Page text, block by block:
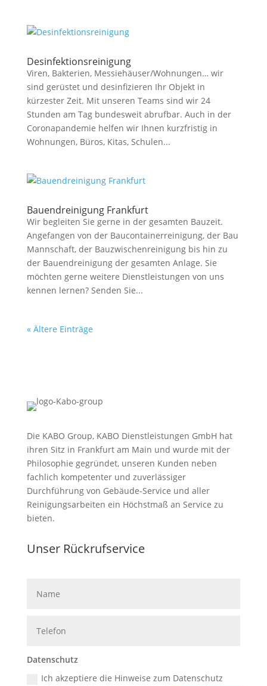
Desinfektionsreinigung
Viren, Bakterien, Messiehäuser/Wohnungen… wir
sind gerüstet und desinfizieren Ihr Objekt in
kürzester Zeit. Mit unseren Teams sind wir 24
Stunden am Tag bundesweit abrufbar. Auch in der
Coronapandemie helfen wir Ihnen kurzfristig in
Wohnungen, Büros, Kitas, Schulen...
Bauendreinigung Frankfurt
Wir begleiten Sie gerne in der gesamten Bauzeit.
Angefangen von der Baucontainerreinigung, der Bau
Mannschaft, der Bauzwischenreinigung bis hin zu
der Bauendreinigung der gesamten Anlage. Sie
möchten gerne weitere Dienstleistungen von uns
kennen lernen? Senden Sie...
« Ältere Einträge
Die KABO Group, KABO Dienstleistungen GmbH hat
ihren Sitz in Frankfurt am Main und wurde mit der
Philosophie gegründet, unseren Kunden neben
fachlich kompetenter und zuverlässiger
Durchführung von Gebäude-Service und aller
Reinigungsarbeiten ein Höchstmaß an Service zu
bieten.
Unser Rückruf­service
Datenschutz
Ich akzeptiere die Hinweise zum Datenschutz